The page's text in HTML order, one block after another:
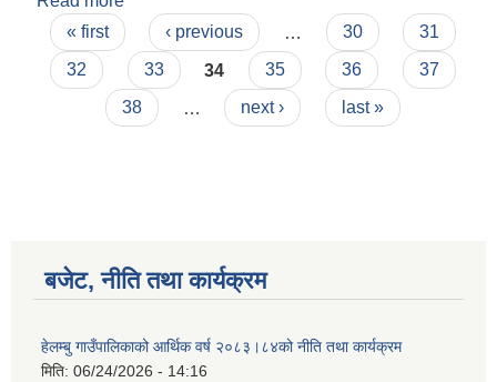
विवरण
Pages
« first ‹ previous 30
31
32
33 34 35 36
37
38
next › last »
बजेट, नीति तथा कार्यक्रम
हेलम्बु गाउँपालिकाको आर्थिक वर्ष २०८३।८४को नीति तथा कार्यक्रम
मिति: 06/24/2026 - 14:16